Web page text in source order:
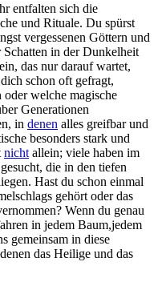
entfalten sich die
und Rituale. Du spürst
vergessenen Göttern und
Schatten in⁢ der Dunkelheit
das nur darauf wartet,
⁤schon oft gefragt,
welche magische
‌Generationen
in denen alles greifbar und‌
besonders stark und
nicht allein; viele haben im
die in den tiefen
Hast du schon einmal
gehört ‌oder⁢ das
Wenn du⁣ genau
in ⁤jedem Baum,jedem
gemeinsam in diese
das Heilige und ⁤das